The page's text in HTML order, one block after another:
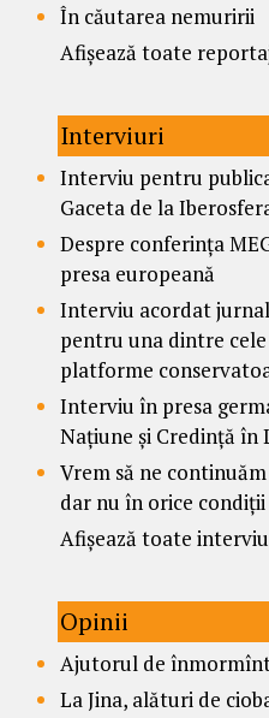
În căutarea nemuririi
Afișează toate
Interviuri
Interviu pentru
Gaceta de la
Despre conferința
presa europeană
Interviu acordat
pentru una dintre
platforme
Interviu în presa
Națiune și Credință în
Vrem să ne
dar nu în orice condiții
Afișează toate
Opinii
Ajutorul de
La Jina, alături de